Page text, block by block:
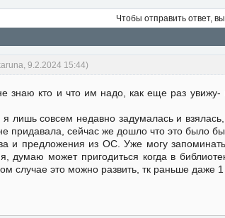
Чтобы отправить ответ,
9.2.2024 15:44)
знаю кто и что им надо, как еще раз увижу-
лишь совсем недавно задумалась и
придавала, сейчас же дошло что это было
и предложения из ОС. Уже могу
думаю может пригодиться когда в
случае это можно развить, тк раньше даже